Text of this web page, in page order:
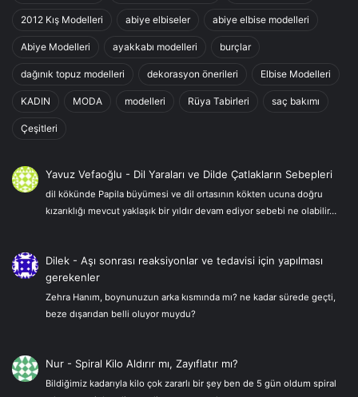
2012 Kış Modelleri abiye elbiseler abiye elbise modelleri
Abiye Modelleri ayakkabı modelleri burçlar
dağınık topuz modelleri dekorasyon önerileri Elbise Modelleri
KADIN MODA modelleri Rüya Tabirleri saç bakımı
Çeşitleri
Yavuz Vefaoğlu - Dil Yaraları ve Dilde Çatlakların Sebepleri
dil kökünde Papila büyümesi ve dil ortasının kökten ucuna doğru
kızarıklığı mevcut yaklaşık bir yıldır devam ediyor sebebi ne olabilir…
Dilek -Aşı sonrası reaksiyonlar ve tedavisi için yapılması
gerekenler
Zehra Hanım, boynunuzun arka kısmında mı? ne kadar sürede geçti,
beze dışarıdan belli oluyor muydu?
Nur - Spiral Kilo Aldırır mı, Zayıflatır mı?
Bildiğimiz kadarıyla kilo çok zararlı bir şey ben de 5 gün oldum spiral